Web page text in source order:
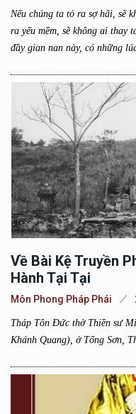
Nếu chúng ta tỏ ra sợ hãi, sẽ
ra yếu mềm, sẽ không ai thay
đầy gian nan này, có những
Về Bài Kệ Truyền
Hành Tại Tại
Môn Phong Pháp Phái
Tháp Tôn Đức thờ Thiền sư
Khánh Quang), ở Tống Sơn,